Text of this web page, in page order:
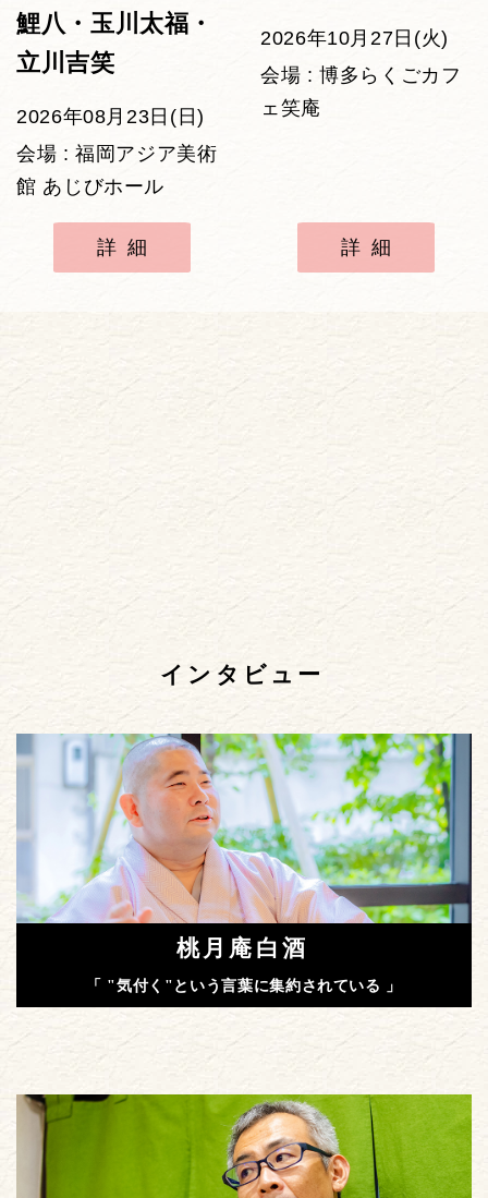
鯉八・玉川太福・
立川吉笑
2026年08月23日(日)
会場 : 福岡アジア美術
館 あじびホール
詳細
2026年10月27日(火)
会場 : 博多らくごカフ
ェ笑庵
詳細
インタビュー
桃月庵白酒
「 "気付く"という言葉に集約されている 」